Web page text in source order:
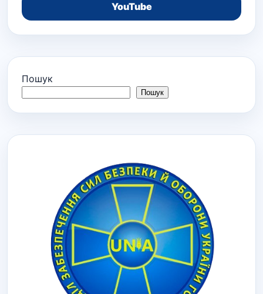
YouTube
Пошук
Пошук